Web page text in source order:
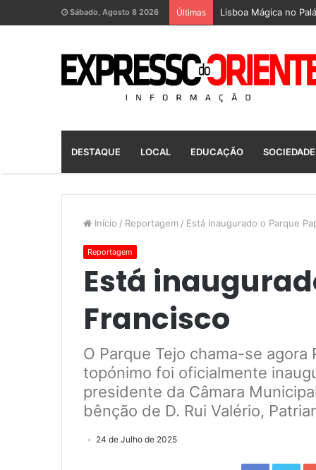
Sábado, Agosto 8 2026 Últimas Lisboa Mágica no
DESTAQUE LOCAL EDUCAÇÃO SOCIEDADE
Início / Reportagem / Está inaugurado o Parque
Reportagem
Está
Francisco
O Parque Tejo chama-se
topónimo foi oficialmente
presidente da Câmara
bênção de D. Rui Valério,
24 de Julho de 2025
Facebook Twitter